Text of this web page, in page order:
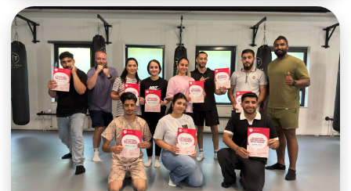
vechtsportsector. De recente netwerkbijeenkomst stond
grotendeels in het teken van de voorbereiding op de Haagse
Vechtsportdag van zaterdag 10 oktober, maar bood minstens
zoveel ruimte om elkaar bij te praten en samen vooruit te
kijken.